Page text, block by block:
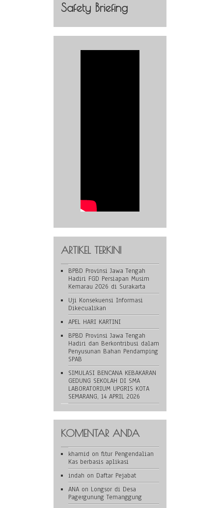
Safety Briefing
ARTIKEL TERKINI
BPBD Provinsi Jawa Tengah
Hadiri FGD Persiapan Musim
Kemarau 2026 di Surakarta
Uji Konsekuensi Informasi
Dikecualikan
APEL HARI KARTINI
BPBD Provinsi Jawa Tengah
Hadiri dan Berkontribusi dalam
Penyusunan Bahan Pendamping
SPAB
SIMULASI BENCANA KEBAKARAN
GEDUNG SEKOLAH DI SMA
LABORATORIUM UPGRIS KOTA
SEMARANG, 14 APRIL 2026
KOMENTAR ANDA
khamid on fitur Pengendalian
Kas berbasis aplikasi
indah on Daftar Pejabat
ANA on Longsor di Desa
Pagergunung Temanggung